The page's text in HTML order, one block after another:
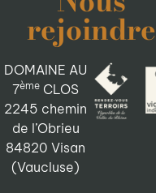
rejoindre
DOMAINE AU
7ème CLOS
2245 chemin
de l’Obrieu
84820 Visan
(Vaucluse)